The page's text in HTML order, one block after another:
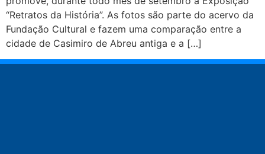
“Retratos da História”. As fotos são parte do acervo da
Fundação Cultural e fazem uma comparação entre a
cidade de Casimiro de Abreu antiga e a […]